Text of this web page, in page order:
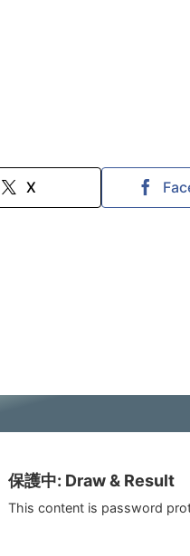
X
保護中: Draw & Result
This content is password